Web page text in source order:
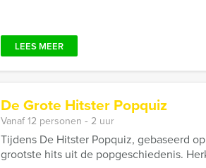
LEES MEER
De Grote Hitster Popquiz
Vanaf 12 personen ‐ 2 uur
Tijdens De Hitster Popquiz, gebaseerd
grootste hits uit de popgeschiedenis.